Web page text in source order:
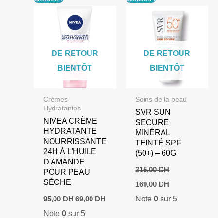
DE RETOUR
BIENTÔT
Crèmes
Hydratantes
NIVEA CRÈME
HYDRATANTE
NOURRISSANTE
24H À L'HUILE
D'AMANDE
POUR PEAU
SÈCHE
95,00DH Le
prix
initial
69,00 DHLe
Note 0sur 5
DE RETOUR
BIENTÔT
Soins de la peau
SVR SUN
SECURE
MINÉRAL
TEINTÉ SPF
(50+) – 60G
215,00DH
Le
prix
initial
169,00 DH
actuel
Note0 sur 5